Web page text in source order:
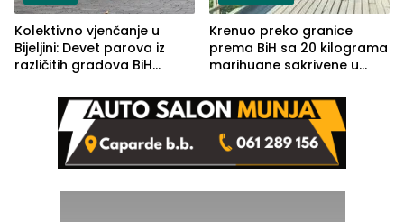
Kolektivno vjenčanje u
Bijeljini: Devet parova iz
različitih gradova BiH
Krenuo preko granice
prema BiH sa 20 kilograma
marihuane sakrivene u